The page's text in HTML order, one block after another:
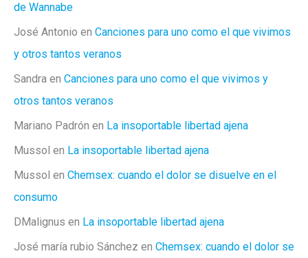
de Wannabe
José Antonio en Canciones para uno como el que vivimos
y otros tantos veranos
Sandra en Canciones para uno como el que vivimos y
otros tantos veranos
Mariano Padrón en La insoportable libertad ajena
Mussol en La insoportable libertad ajena
Mussol en Chemsex: cuando el dolor se disuelve en el
consumo
DMalignus en La insoportable libertad ajena
José maría rubio Sánchez en Chemsex: cuando el dolor se